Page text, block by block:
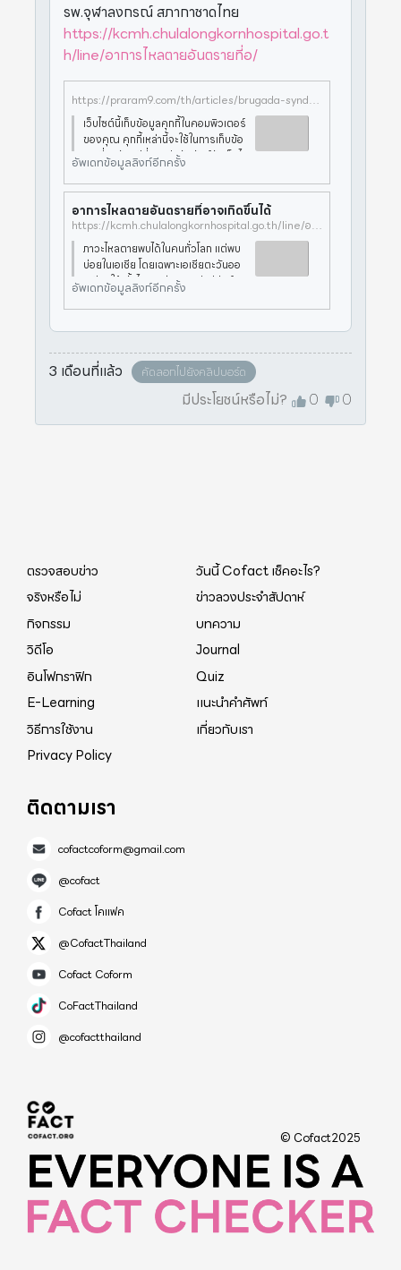
รพ.จุฬาลงกรณ์ สภากาชาดไทย
https://kcmh.chulalongkornhospital.go.t
h/line/อาการไหลตายอันตรายที่อ/
https://praram9.com/th/articles/brugada-syndrome
เว็บไซต์นี้เก็บข้อมูลคุกกี้ในคอมพิวเตอร์
ของคุณ คุกกี้เหล่านี้จะใช้ในการเก็บข้อ
มูลเกี่ยวกับวิธีที่คุณปฏิสัมพันธ์กับเว็บไ
ซต์ของเรา และอนุญาตให้เราจดจำคุ
ณ เราใช้ข้อมูลนี้เพื่อปรับปรุงและปรับป
ระสบการณ์การ
อัพเดทข้อมูลลิงก์อีกครั้ง
อาการไหลตายอันตรายที่อาจเกิดขึ้นได้
https://kcmh.chulalongkornhospital.go.th/line/อาการไหลตายอันตรายที่อ/
ภาวะไหลตายพบได้ในคนทั่วโลก แต่พบ
บ่อยในเอเชีย โดยเฉพาะเอเชียตะวันออ
กเฉียงใต้ ทั้งไทย พม่า ลาว ฟิลิปปินส์ ส
ำหรับประเทศไทย ในคนอายุ 30-50
ปีนั้นพบอัตราการไหลตายประมาณ 40
ต่อแสนประชากรซึ่งถือว่าสูงมาก
อัพเดทข้อมูลลิงก์อีกครั้ง
3 เดือนที่แล้ว คัดลอกไปยังคลิปบอร์ด
มีประโยชน์หรือไม่? 0 0
ตรวจสอบข่าว
วันนี้ Cofact เช็คอะไร?
จริงหรือไม่
ข่าวลวงประจำสัปดาห์
กิจกรรม
บทความ
วิดีโอ
Journal
อินโฟกราฟิก
Quiz
E-Learning
แนะนำคำศัพท์
วิธีการใช้งาน
เกี่ยวกับเรา
Privacy Policy
ติดตามเรา
cofactcoform@gmail.com
@cofact
Cofact โคแฟค
@CofactThailand
Cofact Coform
CoFactThailand
@cofactthailand
© Cofact2025